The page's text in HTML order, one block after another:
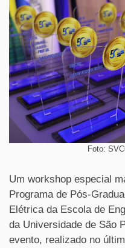
Foto:
Um workshop especial
Programa de Pós-
Elétrica da Escola de
da Universidade de São
evento, realizado no